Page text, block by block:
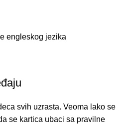
svih uzrasta. Veoma lako se
se kartica ubaci sa pravilne